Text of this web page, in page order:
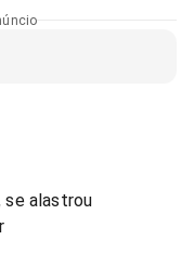
se alastrou